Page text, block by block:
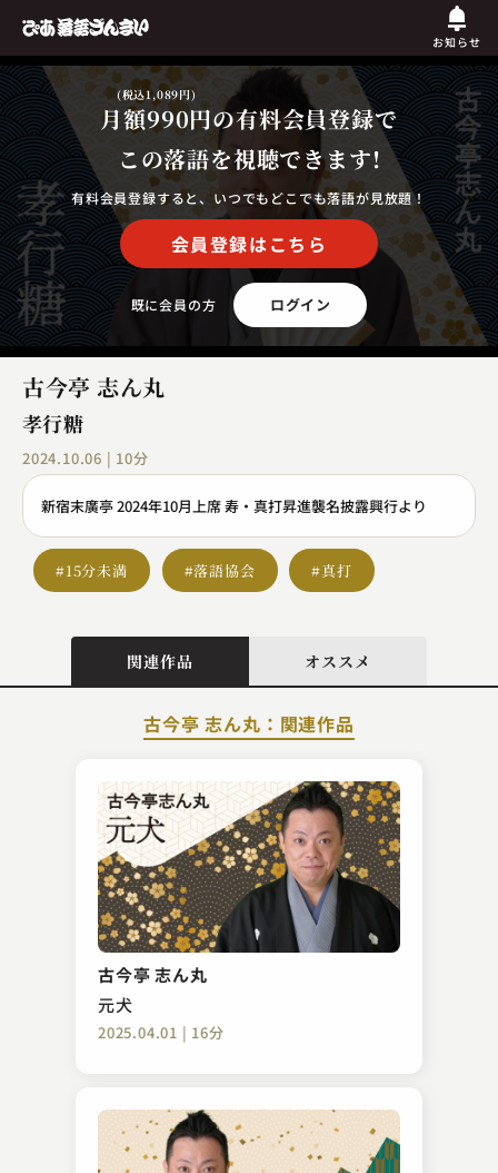
お知らせ
月額990円
(税込1,089円)
の有料会員登録で
この落語を視聴できます!
有料会員登録すると、いつでもどこでも落語が見放題！
会員登録はこちら
既に会員の方 ログイン
古今亭 志ん丸
孝行糖
2024.10.06 | 10分
新宿末廣亭 2024年10月上席 寿・真打昇進襲名披露興行より
#15分未満 #落語協会 #真打
関連作品 オススメ
古今亭 志ん丸：関連作品
古今亭 志ん丸
元犬
2025.04.01 | 16分
柳家 わさび
ぞろぞろ
2023.07.12 | 11分